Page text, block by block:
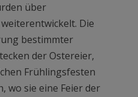
über
Die
bestimmter
der Ostereier,
Frühlingsfesten
wo sie eine Feier der